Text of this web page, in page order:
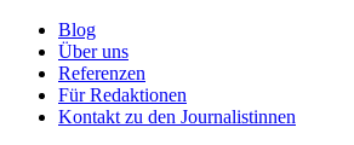
Blog
Über uns
Referenzen
Für Redaktionen
Kontakt zu den Journalistinnen